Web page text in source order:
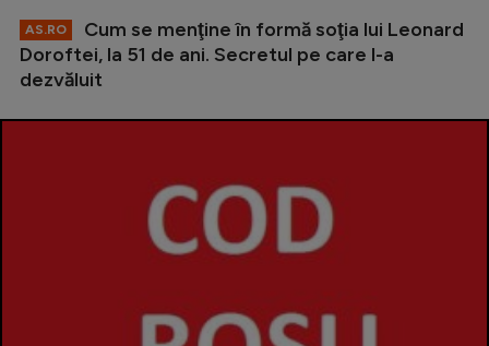
AS.RO
Cum se menţine în formă soţia lui Leonard
Doroftei, la 51 de ani. Secretul pe care l-a
dezvăluit